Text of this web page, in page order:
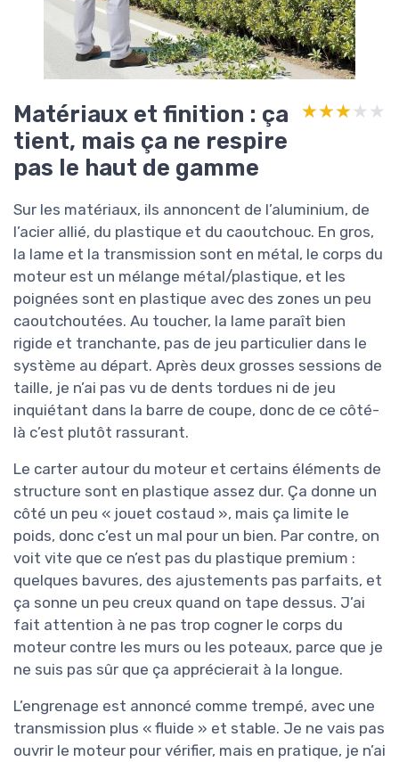
Matériaux et finition : ça
tient, mais ça ne respire
pas le haut de gamme
★★★★★
★★★★★
Sur les matériaux, ils annoncent de l’aluminium, de
l’acier allié, du plastique et du caoutchouc. En gros,
la lame et la transmission sont en métal, le corps du
moteur est un mélange métal/plastique, et les
poignées sont en plastique avec des zones un peu
caoutchoutées. Au toucher, la lame paraît bien
rigide et tranchante, pas de jeu particulier dans le
système au départ. Après deux grosses sessions de
taille, je n’ai pas vu de dents tordues ni de jeu
inquiétant dans la barre de coupe, donc de ce côté-
là c’est plutôt rassurant.
Le carter autour du moteur et certains éléments de
structure sont en plastique assez dur. Ça donne un
côté un peu « jouet costaud », mais ça limite le
poids, donc c’est un mal pour un bien. Par contre, on
voit vite que ce n’est pas du plastique premium :
quelques bavures, des ajustements pas parfaits, et
ça sonne un peu creux quand on tape dessus. J’ai
fait attention à ne pas trop cogner le corps du
moteur contre les murs ou les poteaux, parce que je
ne suis pas sûr que ça apprécierait à la longue.
L’engrenage est annoncé comme trempé, avec une
transmission plus « fluide » et stable. Je ne vais pas
ouvrir le moteur pour vérifier, mais en pratique, je n’ai